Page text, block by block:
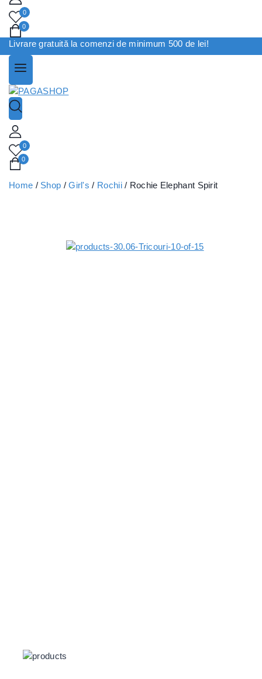
0
0
Livrare gratuită la comenzi de minimum 500 de lei!
0
0
Home / Shop / Girl's / Rochii / Rochie Elephant Spirit